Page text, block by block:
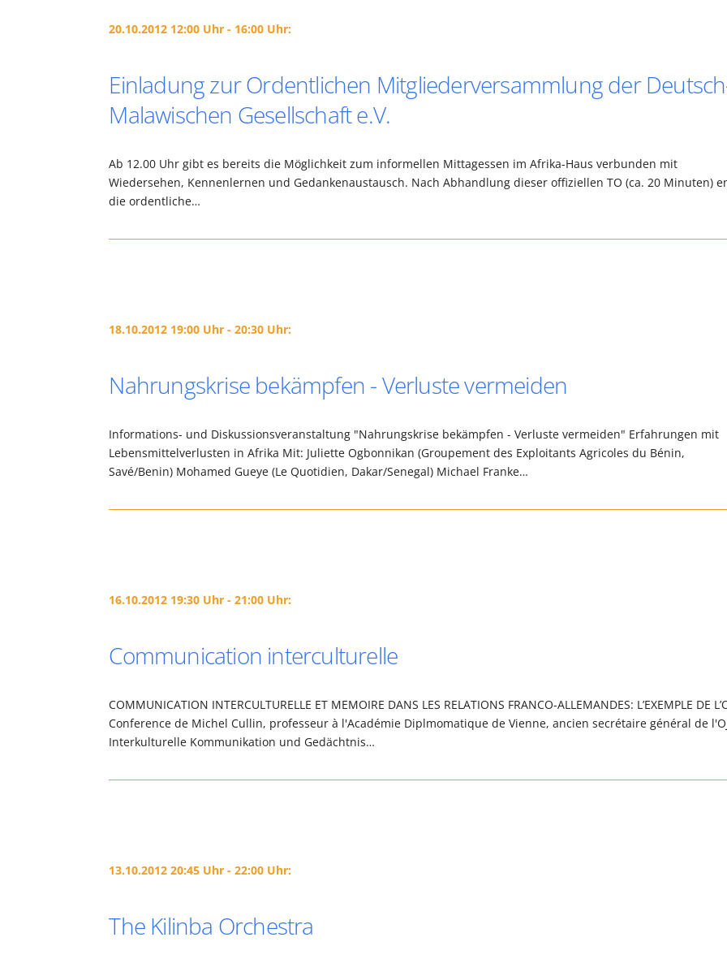
20.10.2012 12:00 Uhr - 16:00 Uhr:
Einladung zur Ordentlichen Mitgliederversammlung der
Malawischen Gesellschaft e.V.
Ab 12.00 Uhr gibt es bereits die Möglichkeit zum informellen Mittagessen im Afrika-Haus verbunden mit
Wiedersehen, Kennenlernen und Gedankenaustausch. Nach Abhandlung dieser offiziellen TO (ca. 20 Minuten)
die ordentliche…
18.10.2012 19:00 Uhr - 20:30 Uhr:
Nahrungskrise bekämpfen - Verluste vermeiden
Informations- und Diskussionsveranstaltung "Nahrungskrise bekämpfen - Verluste vermeiden" Erfahrungen mit
Lebensmittelverlusten in Afrika Mit: Juliette Ogbonnikan (Groupement des Exploitants Agricoles du Bénin,
Savé/Benin) Mohamed Gueye (Le Quotidien, Dakar/Senegal) Michael Franke…
16.10.2012 19:30 Uhr - 21:00 Uhr:
Communication interculturelle
COMMUNICATION INTERCULTURELLE ET MEMOIRE DANS LES RELATIONS FRANCO-ALLEMANDES: L’EXEMPLE DE
Conference de Michel Cullin, professeur à l'Académie Diplmomatique de Vienne, ancien secrétaire général de
Interkulturelle Kommunikation und Gedächtnis…
13.10.2012 20:45 Uhr - 22:00 Uhr:
The Kilinba Orchestra